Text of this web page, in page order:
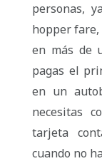
personas,
hopper fare,
en más de
pagas el
en un
necesitas
tarjeta
cuando no